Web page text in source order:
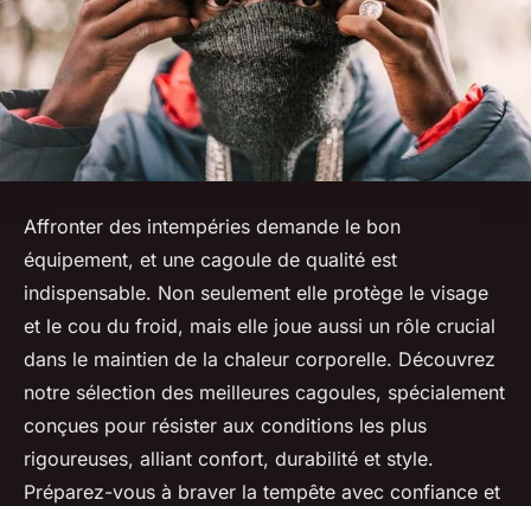
Affronter des intempéries demande le bon
équipement, et une cagoule de qualité est
indispensable. Non seulement elle protège le visage
et le cou du froid, mais elle joue aussi un rôle crucial
dans le maintien de la chaleur corporelle. Découvrez
notre sélection des meilleures cagoules, spécialement
conçues pour résister aux conditions les plus
rigoureuses, alliant confort, durabilité et style.
Préparez-vous à braver la tempête avec confiance et